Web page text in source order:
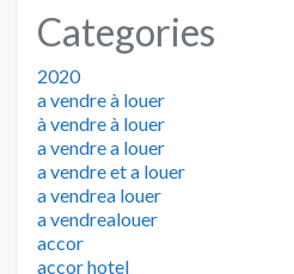
Categories
2020
a vendre à louer
à vendre à louer
a vendre a louer
a vendre et a louer
a vendrea louer
a vendrealouer
accor
accor hotel